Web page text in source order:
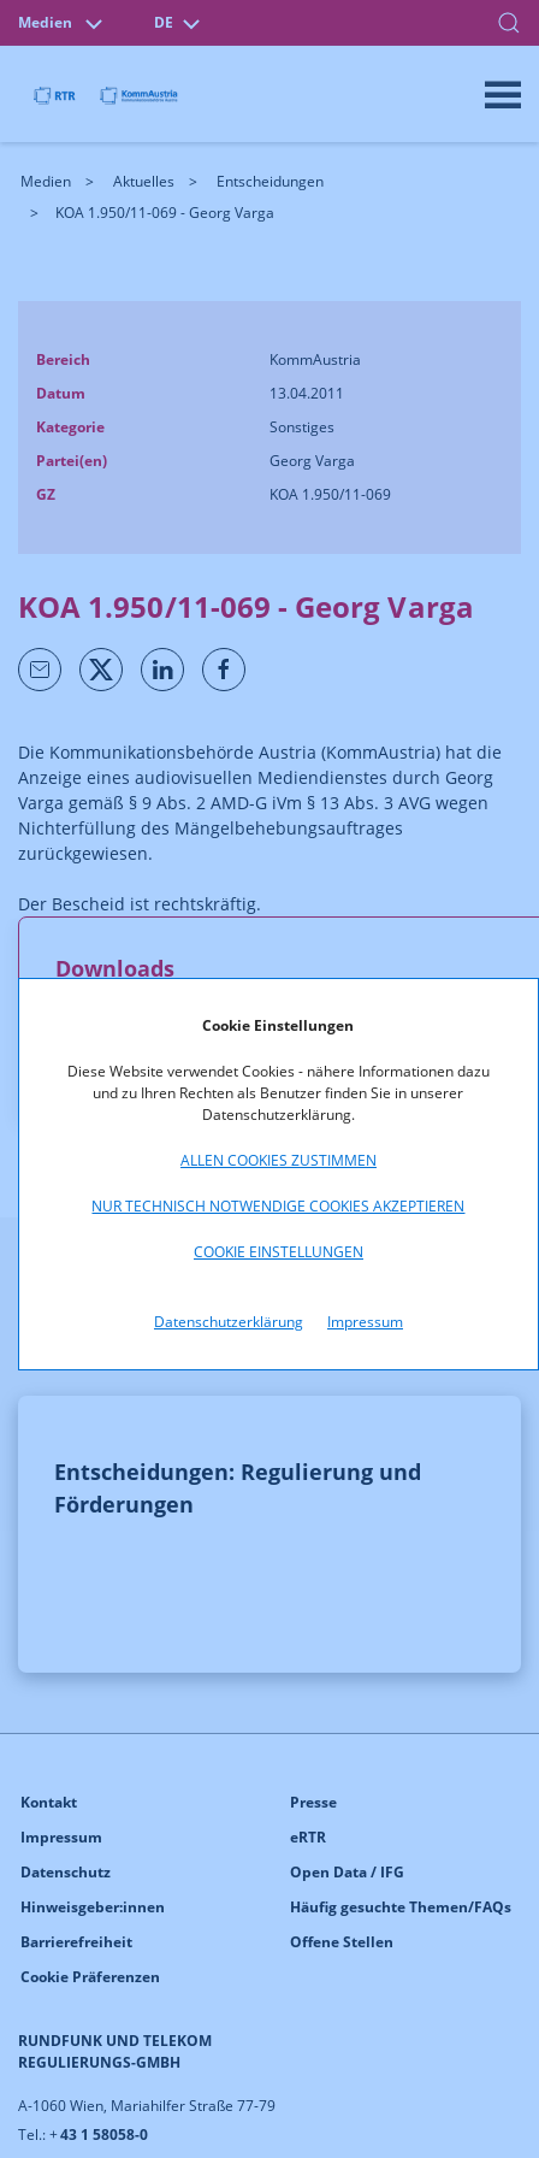
Cookie Einstellungen
Diese Website verwendet Cookies - nähere Informationen dazu
und zu Ihren Rechten als Benutzer finden Sie in unserer
Datenschutzerklärung.
ALLEN COOKIES ZUSTIMMEN
NUR TECHNISCH NOTWENDIGE COOKIES AKZEPTIEREN
COOKIE EINSTELLUNGEN
Datenschutzerklärung Impressum
Medien DE
Medien Aktuelles
Entscheidungen
KOA 1.950/11-069 - Georg Varga
Bereich
KommAustria
Datum
13.04.2011
Kategorie
Sonstiges
Partei(en)
Georg Varga
GZ
KOA 1.950/11-069
KOA 1.950/11-069 - Georg Varga
Die Kommunikationsbehörde Austria (KommAustria) hat die
Anzeige eines audiovisuellen Mediendienstes durch Georg
Varga gemäß § 9 Abs. 2 AMD-G iVm § 13 Abs. 3 AVG wegen
Nichterfüllung des Mängelbehebungsauftrages
zurückgewiesen.
Der Bescheid ist rechtskräftig.
Downloads
(pdf, 14,4 KB)
Entscheidungen: Regulierung und
Förderungen
RUNDFUNK UND TELEKOM
REGULIERUNGS-GMBH
A-1060 Wien, Mariahilfer Straße 77-79
Tel.: +43 1 58058-0
Kontakt
Impressum
Datenschutz
Hinweisgeber:innen
Barrierefreiheit
Cookie Präferenzen
Presse
eRTR
Open Data / IFG
Häufig gesuchte Themen/FAQs
Offene Stellen